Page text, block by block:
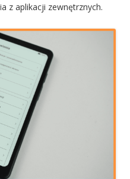
z aplikacji zewnętrznych.